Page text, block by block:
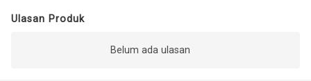
Ulasan Produk
Belum ada ulasan